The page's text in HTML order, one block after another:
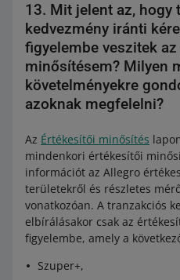
13. Mit jelent az, hogy
kedvezmény iránti
figyelembe veszitek
minősítésem? Milyen
követelményekre
azoknak megfelelni?
Az Értékesítői minősítés
mindenkori értékesítői
információt az Allegro
területekről és részletes
vonatkozóan. A tranzakciós
elbírálásakor csak az
figyelembe, amely a
Szuper+,